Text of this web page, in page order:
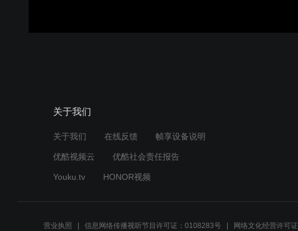
关于我们
关于我们 在线反馈 帧享设备说明
优酷视频云 优酷社会责任报告
Youku.tv HONOR视频
营业执照 信息网络传播视听节目许可证：0108283号 网络文化经营许可